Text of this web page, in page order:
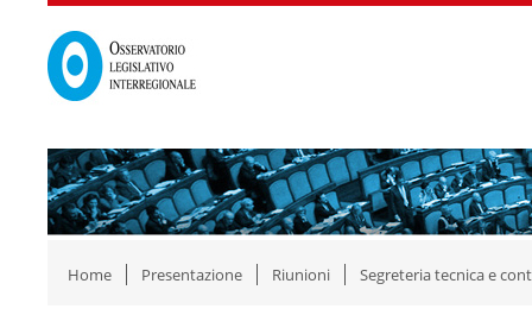
Home Presentazione Riunioni Segreteria tecnica e